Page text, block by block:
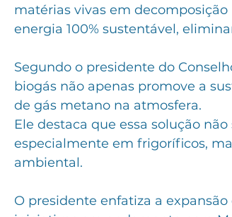
matérias vivas em
energia 100% sustentável,
Segundo o presidente do
biogás não apenas promove a
de gás metano na atmosfera.
Ele destaca que essa solução
especialmente em frigoríficos,
ambiental.
O presidente enfatiza a